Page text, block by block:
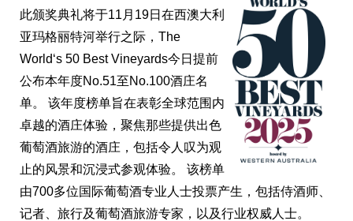
此颁奖典礼将于11 月 19日在西澳大利
亚玛格丽特河举行之 际 ， The
World‘s 50 Best Vineyards今日提前
公布本年度No.51至No.100酒庄名
单。 该年度榜单旨在表彰全球范围 内
卓越的酒庄体验 ，聚焦那些提供出色
葡萄酒旅游的酒庄，包括令人 叹为观
止的风景和沉浸式参观体验。 该榜单
由700多位国 际葡萄酒专业 人士投票产生，包括侍酒师
记者、旅行及葡萄酒旅游专家，以及行业权威人士。